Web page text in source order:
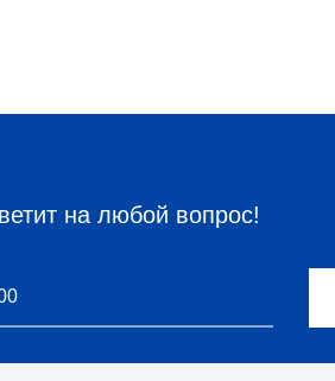
на любой вопрос!